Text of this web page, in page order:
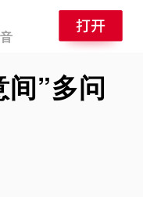
”多问